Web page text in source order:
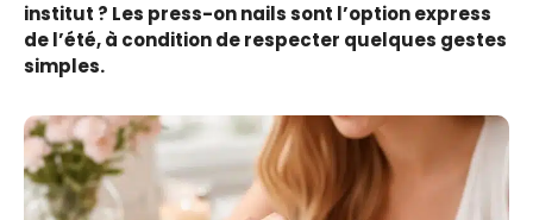
institut ? Les press-on nails sont l’option express
de l’été, à condition de respecter quelques gestes
simples.